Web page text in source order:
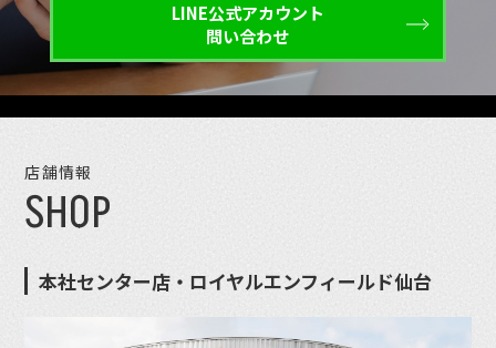
LINE公式アカウント
問い合わせ
店舗情報
SHOP
本社センター店・ロイヤルエンフィールド仙台